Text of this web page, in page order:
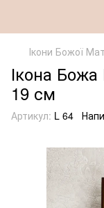
Ікони Божої
Ікона
19 см
Артикул: L 64